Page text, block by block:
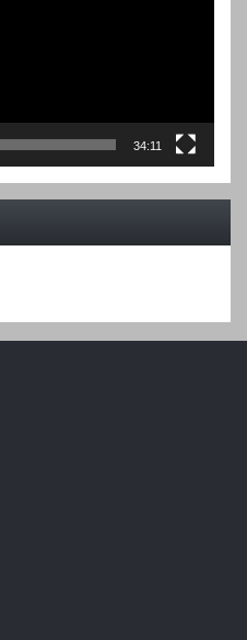
34:11